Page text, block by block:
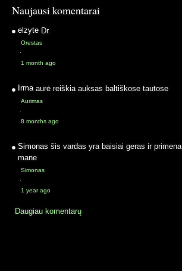
Naujausi komentarai
elzyte Dr.
Orestas
·
1 month ago
Irma aurė reiškia auksas baltiškose tautose
Aurimas
·
8 months ago
Simonas šis vardas yra baisiai geras ir primena
mane
Simonas
·
1 year ago
Daugiau komentarų